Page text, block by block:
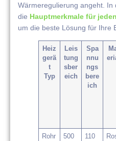
Wärmeregulierung angeht. In
die Hauptmerkmale für
um die beste Lösung für Ihre
Heiz
gerä
t
Typ
Leis
tung
sber
eich
Spa
nnu
ngs
bere
ich
Rohr
500
110